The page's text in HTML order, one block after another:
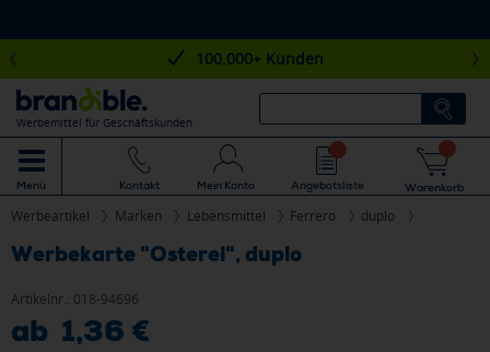
100.000+ Kunden
Werbemittel für Geschäftskunden
Menü Kontakt Mein Konto Angebotsliste Warenkorb
Werbeartikel Marken Lebensmittel Ferrero duplo
Werbekarte "Osterei", duplo
Artikelnr.: 018-94696
ab 1,36 €